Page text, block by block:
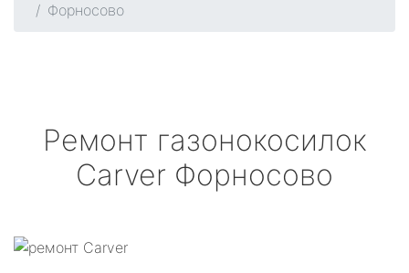
Форносово
Ремонт газонокосилок
Carver Форносово